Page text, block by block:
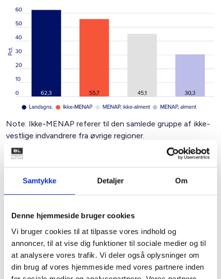
Samtykke Detaljer Om
Denne hjemmeside bruger cookies
Vi bruger cookies til at tilpasse vores indhold og
annoncer, til at vise dig funktioner til sociale medier og til
at analysere vores trafik. Vi deler også oplysninger om
din brug af vores hjemmeside med vores partnere inden
Note: Ikke-MENAP referer til den samlede gruppe af ikke-
vestlige indvandrere fra øvrige regioner.
Kilde: BL's egne beregninger pba. Danmarks Statistiks
registerdata.
sektor er enten på førtidspension eller er ikke-jobparate
modtagere af kontanthjælps- og integrationsydelse.
Personer i denne gruppe kan være særligt svære at nå med
de eksisterende aktiveringstilbud, hvorfor de udgør en
oplagt målgruppe for andengenerationsreformer.